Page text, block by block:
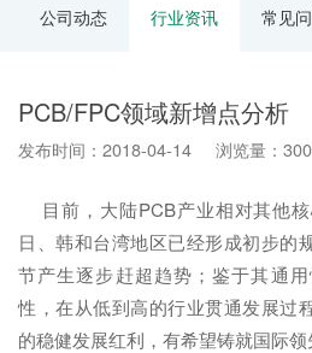
公司动态 行业资讯 常见
PCB/FPC领域新增点分析
发布时间：2018-04-14 浏览量：
目前，大陆PCB产业相对其他
日、韩和台湾地区已经形成初步的
节产生逐步赶超趋势；鉴于其通
性，在从低到高的行业贯通发展过
的稳健发展红利，有希望铸就国际领